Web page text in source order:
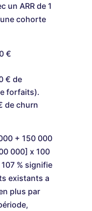
un ARR de 1
cohorte
€
€ de
forfaits).
de churn
+ 150 000
000] x 100
% signifie
existants a
plus par